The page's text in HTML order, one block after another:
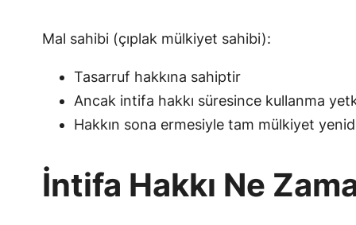
Mal sahibi (çıplak mülkiyet sahibi):
Tasarruf hakkına sahiptir
Ancak intifa hakkı süresince kullanma
Hakkın sona ermesiyle tam mülkiyet
İntifa Hakkı Ne